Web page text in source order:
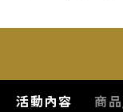
活動內容 商